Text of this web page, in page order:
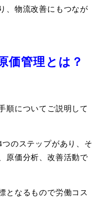
、物流改善にもつなが
価管理とは？
順についてご説明して
つのステップがあり、そ
原価分析、改善活動で
となるもので労働コス